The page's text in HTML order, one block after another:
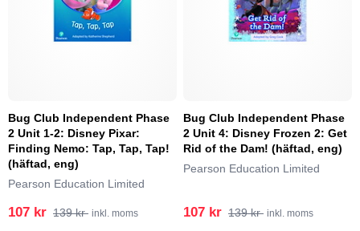
Bug Club Independent Phase
2 Unit 1-2: Disney Pixar:
Finding Nemo: Tap, Tap, Tap!
(häftad, eng)
Pearson Education Limited
107 kr 139 kr inkl. moms
Bug Club Independent Phase
2 Unit 4: Disney Frozen 2: Get
Rid of the Dam! (häftad, eng)
Pearson Education Limited
107 kr 139 kr inkl. moms